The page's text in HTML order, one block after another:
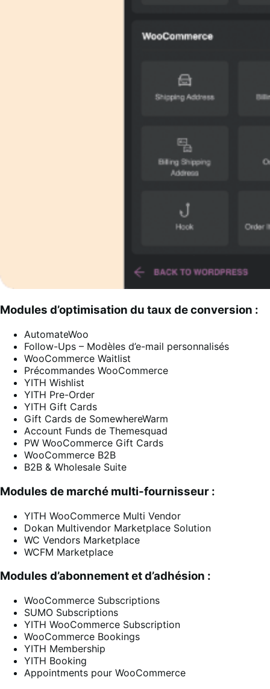
Modules d’optimisation du taux de conversion :
AutomateWoo
Follow-Ups – Modèles d’e-mail personnalisés
WooCommerce Waitlist
Précommandes WooCommerce
YITH Wishlist
YITH Pre-Order
YITH Gift Cards
Gift Cards de SomewhereWarm
Account Funds de Themesquad
PW WooCommerce Gift Cards
WooCommerce B2B
B2B & Wholesale Suite
Modules de marché multi-fournisseur :
YITH WooCommerce Multi Vendor
Dokan Multivendor Marketplace Solution
WC Vendors Marketplace
WCFM Marketplace
Modules d’abonnement et d’adhésion :
WooCommerce Subscriptions
SUMO Subscriptions
YITH WooCommerce Subscription
WooCommerce Bookings
YITH Membership
YITH Booking
Appointments pour WooCommerce